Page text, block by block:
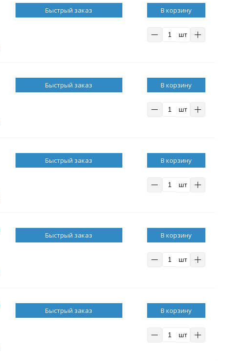
В корзину
шт
В корзину
шт
В корзину
шт
В корзину
шт
В корзину
шт